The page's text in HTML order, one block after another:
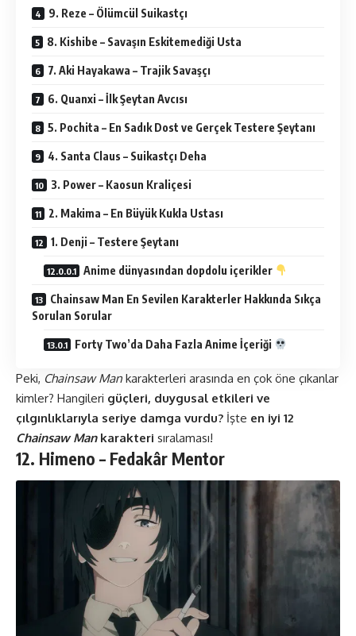
9. Reze – Ölümcül Suikastçı
8. Kishibe – Savaşın Eskitemediği Usta
7. Aki Hayakawa – Trajik Savaşçı
6. Quanxi – İlk Şeytan Avcısı
5. Pochita – En Sadık Dost ve Gerçek Testere Şeytanı
4. Santa Claus – Suikastçı Deha
3. Power – Kaosun Kraliçesi
2. Makima – En Büyük Kukla Ustası
1. Denji – Testere Şeytanı
Anime dünyasından dopdolu içerikler
Chainsaw Man En Sevilen Karakterler Hakkında Sıkça
Sorulan Sorular
Forty Two’da Daha Fazla Anime İçeriği
Peki, Chainsaw Man karakterleri arasında en çok öne çıkanlar
kimler? Hangileri güçleri, duygusal etkileri ve
çılgınlıklarıyla seriye damga vurdu? İşte en iyi 12
Chainsaw Mankarakteri sıralaması!
12. Himeno – Fedakâr Mentor